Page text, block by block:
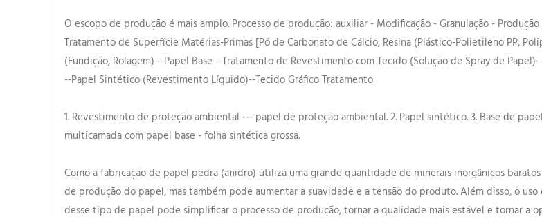
O escopo de produção é mais amplo. Processo de produção: auxiliar - Modificação - Granulação -
Tratamento de Superfície Matérias-Primas [Pó de Carbonato de Cálcio, Resina (Plástico-Polietileno PP,
(Fundição, Rolagem) --Papel Base --Tratamento de Revestimento com Tecido (Solução de Spray de
--Papel Sintético (Revestimento Líquido)--Tecido Gráfico Tratamento
1. Revestimento de proteção ambiental --- papel de proteção ambiental. 2. Papel sintético. 3. Base de
multicamada com papel base - folha sintética grossa.
Como a fabricação de papel pedra (anidro) utiliza uma grande quantidade de minerais inorgânicos
de produção do papel, mas também pode aumentar a suavidade e a tensão do produto. Além disso, o
desse tipo de papel pode simplificar o processo de produção, tornar a qualidade mais estável e tornar a